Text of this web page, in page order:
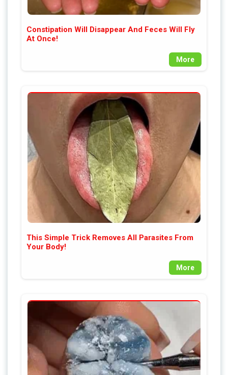
Constipation Will Disappear And Feces Will Fly
At Once!
More
This Simple Trick Removes All Parasites From
Your Body!
More